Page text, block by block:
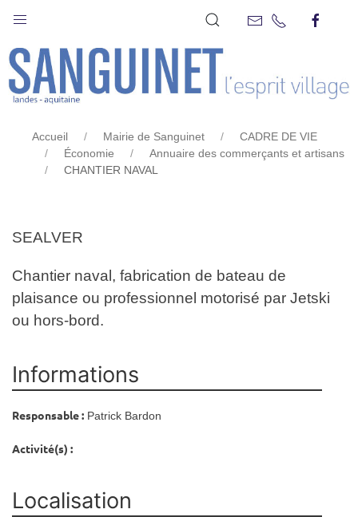
CHANTIER NAVAL
Accueil Mairie de Sanguinet
CADRE DE VIE
Économie
Annuaire des commerçants et artisans
CHANTIER NAVAL
SEALVER
Chantier naval, fabrication de bateau de
plaisance ou professionnel motorisé par Jetski
ou hors-bord.
Informations
Responsable : Patrick Bardon
Activité(s) :
Localisation